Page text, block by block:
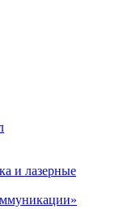
и лазерные